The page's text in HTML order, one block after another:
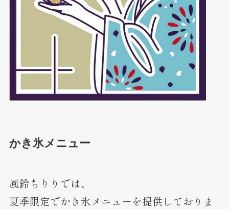
かき氷メニュー
風鈴ちりりでは、
夏季限定でかき氷メニューを提供しておりま